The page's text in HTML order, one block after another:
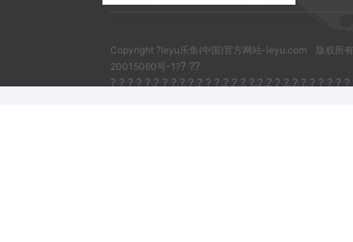
Copyright ?leyu乐鱼(中国)官方网站-leyu.com 版权所
20015060号-1?? ??
? ? ? ? ? ? ? ? ? ? ? ? ? ? ? ? ? ? ? ? ? ? ? ? ? ? ? ?
Copyright ?leyu乐鱼(中国)官方网站-